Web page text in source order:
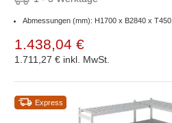
Abmessungen (mm): H1700 x B2840 x T450
1.438,04 €
1.711,27 € inkl. MwSt.
Express